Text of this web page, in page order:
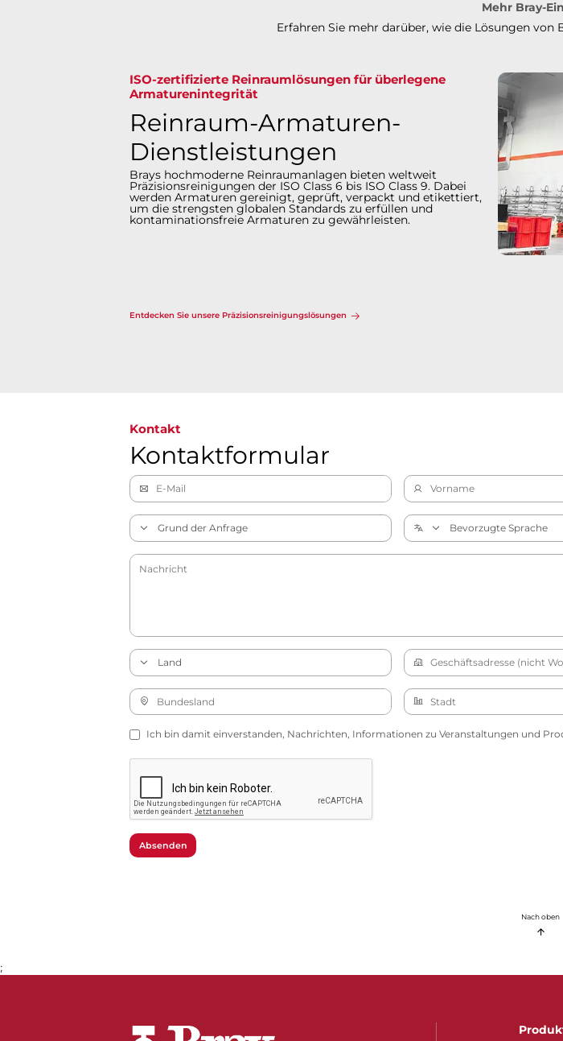
Mehr Bray-
Erfahren Sie mehr darüber, wie die Lösungen
ISO-zertifizierte Reinraumlösungen für überlegene
Armaturenintegrität​​​​​​​
Reinraum-Armaturen-
Dienstleistungen
Brays hochmoderne Reinraumanlagen bieten weltweit
Präzisionsreinigungen der ISO Class 6 bis ISO Class 9. Dabei
werden Armaturen gereinigt, geprüft, verpackt und etikettiert,
um die strengsten globalen Standards zu erfüllen und
kontaminationsfreie Armaturen zu gewährleisten.​​​​​​​
Entdecken Sie unsere Präzisionsreinigungslösungen​​​​​​​
Kontakt
Kontaktformular
Ich bin damit einverstanden, Nachrichten, Informationen zu Veranstaltungen und
Absenden
Nach oben
;